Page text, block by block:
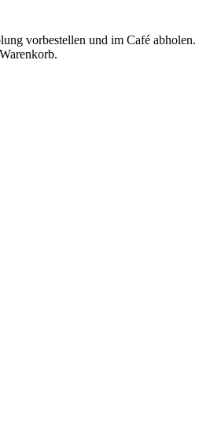
vorbestellen und im Café abholen.